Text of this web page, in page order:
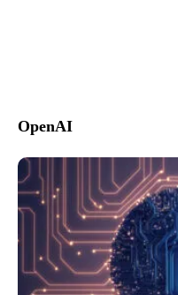
OpenAI